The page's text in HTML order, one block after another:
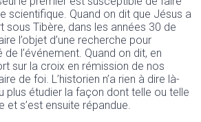
scientifique. Quand on dit que Jésus a
Tibère, dans les années 30 de
l’objet d’une recherche pour
l’événement. Quand on dit, en
sur la croix en rémission de nos
de foi. L’historien n’a rien à dire là-
plus étudier la façon dont telle ou telle
s’est ensuite répandue.